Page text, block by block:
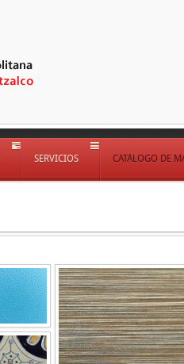
SERVICIOS CATÁLOGO DE